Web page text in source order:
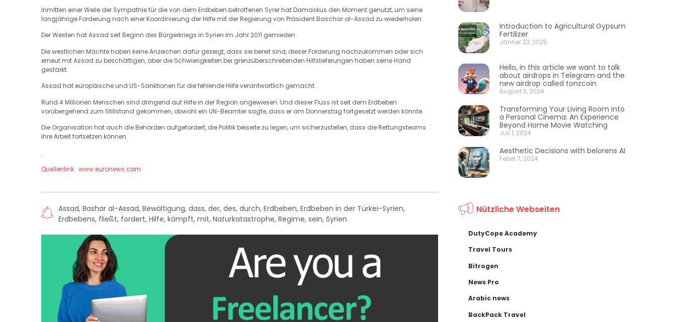
Inmitten einer Welle der Sympathie für die von dem Erdbeben betroffenen Syrer hat Damaskus den Moment genutzt, um seine
langjährige Forderung nach einer Koordinierung der Hilfe mit der Regierung von Präsident Baschar al-Assad zu wiederholen.
Der Westen hat Assad seit Beginn des Bürgerkriegs in Syrien im Jahr 2011 gemieden.
Die westlichen Mächte haben keine Anzeichen dafür gezeigt, dass sie bereit sind, dieser Forderung nachzukommen oder sich
erneut mit Assad zu beschäftigen, aber die Schwierigkeiten bei grenzüberschreitenden Hilfslieferungen haben seine Hand
gestärkt.
Assad hat europäische und US-Sanktionen für die fehlende Hilfe verantwortlich gemacht.
Rund 4 Millionen Menschen sind dringend auf Hilfe in der Region angewiesen. Und dieser Fluss ist seit dem Erdbeben
vorübergehend zum Stillstand gekommen, obwohl ein UN-Beamter sagte, dass er am Donnerstag fortgesetzt werden könnte.
Die Organisation hat auch die Behörden aufgefordert, die Politik beiseite zu legen, um sicherzustellen, dass die Rettungsteams
ihre Arbeit fortsetzen können.
.
Quellenlink : www.euronews.com
Assad, Bashar al-Assad, Bewältigung, dass, der, des, durch, Erdbeben, Erdbeben in der Türkei-Syrien,
Erdbebens, fließt, fordert, Hilfe, kämpft, mit, Naturkatastrophe, Regime, sein, Syrien
Introduction to Agricultural Gypsum
Fertilizer
Jänner 23, 2025
Hello, in this article we want to talk
about airdrops in Telegram and the
new airdrop called tonzcoin
August 3, 2024
Transforming Your Living Room into
a Personal Cinema: An Experience
Beyond Home Movie Watching
Juli 1, 2024
Aesthetic Decisions with belorens AI
Feber 7, 2024
Nützliche Webseiten
DutyCope Academy
Travel Tours
Bitrogen
News Pro
Arabic news
BackPack Travel